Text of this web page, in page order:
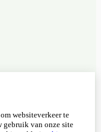
websiteverkeer te
gebruik van onze site